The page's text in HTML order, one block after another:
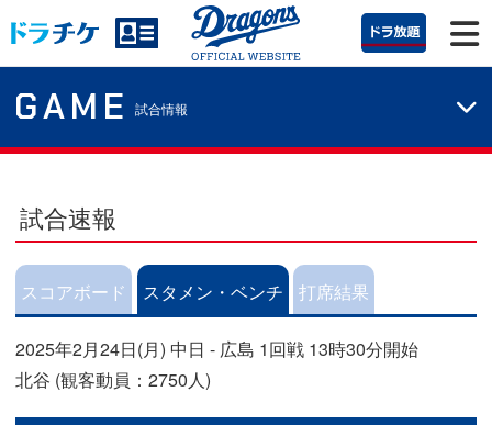
GAME 試合情報
試合速報
スコアボード スタメン・ベンチ 打席結果
2025年2月24日(月) 中日 - 広島 1回戦 13時30分開始
北谷 (観客動員：2750人)